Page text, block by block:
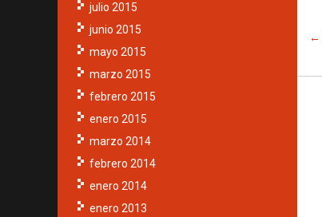
julio 2015
junio 2015
mayo 2015
marzo 2015
febrero 2015
enero 2015
marzo 2014
febrero 2014
enero 2014
enero 2013
←